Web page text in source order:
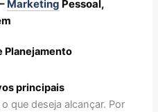
Marketing Pessoal,
Planejamento
principais
que deseja alcançar. Por